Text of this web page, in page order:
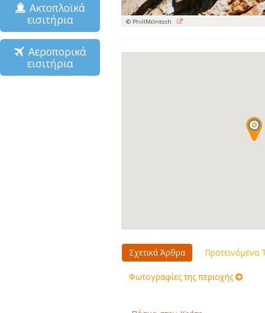
Ακτοπλοϊκά
εισιτήρια
Αεροπορικά
εισιτήρια
© PhillMcIntosh
Σχετικά Άρθρα Προτεινόμενα
Φωτογραφίες της περιοχής